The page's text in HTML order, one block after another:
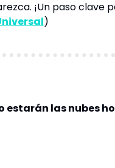
)
estarán las nubes